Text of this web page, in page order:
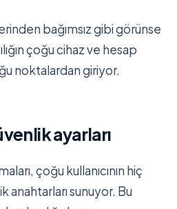
bağımsız gibi görünse
çoğu cihaz ve hesap
noktalardan giriyor.
ayarları
çoğu kullanıcının hiç
anahtarları sunuyor. Bu